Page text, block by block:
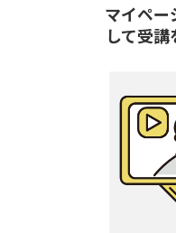
マイペー
して受